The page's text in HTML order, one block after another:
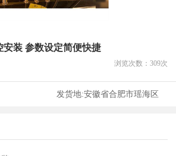
装 参数设定简便快捷
浏览次数： 309次
发货地:安徽省合肥市瑶海区